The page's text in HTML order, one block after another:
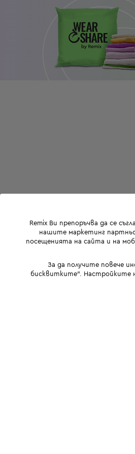
Remix Ви препоръчва да се
нашите маркетинг
посещенията на сайта и на
За да получите повече
бисквитките". Настройките